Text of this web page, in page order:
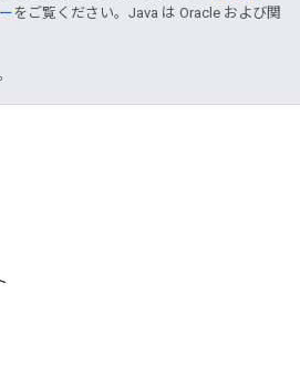
をご覧ください。Java は Oracle および関